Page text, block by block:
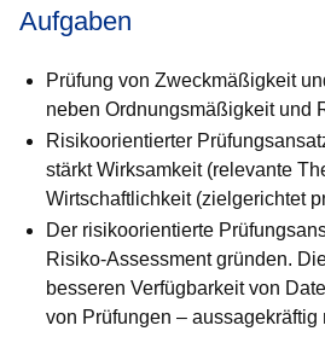
Aufgaben
Prüfung von Zweckmäßigkeit
neben Ord­nungs­mäßigkeit und
Risikoorientierter
stärkt Wirk­sam­keit (relevante
Wirtschaftlichkeit (zielgerichtet
Der risikoorientierte
Risiko-Assess­ment gründen.
besseren Verfügbarkeit von
von Prüfungen – aussagekräftig